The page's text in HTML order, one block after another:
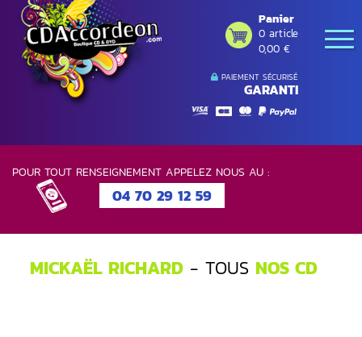
PAIEMENT SÉCURISÉ
GARANTI
Panier
0 article
0,00 €
POUR TOUT RENSEIGNEMENT APPELEZ NOUS AU :
04 70 29 12 59
MICKAËL RICHARD - TOUS NOS CD